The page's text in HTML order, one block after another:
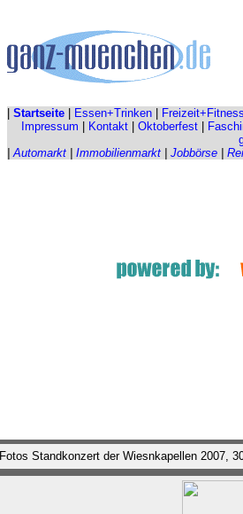
Startseite Essen+Trinken Freizeit+Fitness
Impressum
Kontakt Oktoberfest|
|Automarkt Immobilienmarkt Jobbörse
Fotos Standkonzert der Wiesnkapellen 2007,